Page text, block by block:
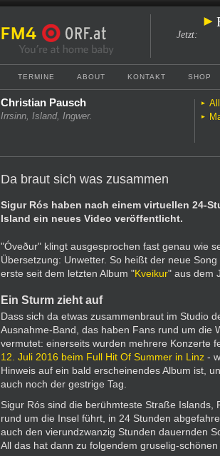
Jetzt:
TERMINE ABOUT KONTAKT SHOP
Christian Pausch
Irrsinn, Island, Ingwer.
Da braut sich was zusammen
Sigur Rós haben nach einem virtuellen 24-
Island ein neues Video veröffentlicht.
"Óveður" klingt ausgesprochen fast genau wie
Übersetzung: Unwetter. So heißt der neue
erste seit dem letzten Album "Kveikur" aus dem
Ein Sturm zieht auf
Dass sich da etwas zusammenbraut im Studio
Ausnahme-Band, das haben Fans rund um die
vermutet: einerseits wurden mehrere Konzerte
12. Juli 2016 beim Full Hit Of Summer in Linz -
Hinweis auf ein bald erscheinendes Album ist,
auch noch der gestrige Tag.
Sigur Rós sind die berühmteste Straße Islands,
rund um die Insel führt, in 24 Stunden
auch den vierundzwanzig Stunden dauernden
All das hat dann zu folgendem gruselig-